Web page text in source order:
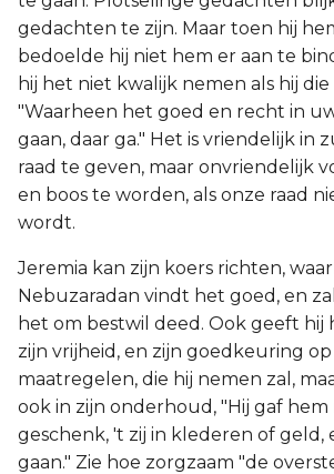
gedachten te zijn. Maar toen hij
bedoelde hij niet hem er aan te
hij het niet kwalijk nemen als hij
"Waarheen het goed en recht in
gaan, daar ga." Het is vriendelijk in
raad te geven, maar onvriendelijk
en boos te worden, als onze raad
wordt.
Jeremia kan zijn koers richten,
Nebuzaradan vindt het goed, en
het om bestwil deed. Ook geeft hij
zijn vrijheid, en zijn goedkeuring
maatregelen, die hij nemen zal,
ook in zijn onderhoud, "Hij gaf hem
geschenk, 't zij in klederen of geld,
gaan." Zie hoe zorgzaam "de